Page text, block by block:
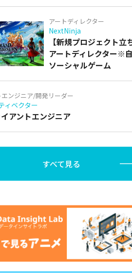
アートディレクター
NextNinja
【新規プロジェクト立
アートディレクター※
ソーシャルゲーム
ンジニア/開発リーダー
ィベクター
アントエンジニア
すべて見る